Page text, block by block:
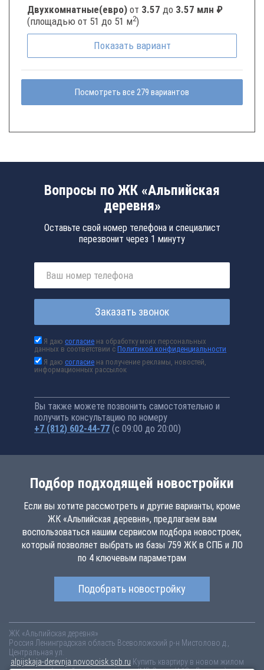
Двухкомнатные(евро) от 3.57 до 3.57 млн ₽
(площадью от 51 до 51 м2)
Показать вариант
Посмотреть все 279 вариантов
Вопросы по ЖК «Альпийская
деревня»
Оставьте свой номер телефона и специалист
перезвонит через 1 минуту
Заказать звонок
Я даюсогласие на обработку моих персональных
данных в соответствии сПолитикой конфиденциальности
Я даюсогласие на получение рекламы, новостей,
информационных рассылок
Вы также можете позвонить самостоятельно и
получить консультацию по номеру
+7 (812) 602-44-77 (с 09:00 до 20:00)
Подбор подходящей новостройки
Если вы хотите рассмотреть и другие варианты, кроме
ЖК «Альпийская деревня», предлагаем вам
воспользоваться нашим сервисом подбора новостроек,
который позволяет выбрать из базы 759 ЖК в СПБ и ЛО
по 4 ключевым параметрам
Подобрать новостройку
ЖК «Альпийская деревня»
Россия Ленинградская область Всеволожский р-н Мистолово д.,
Центральная ул.
alpijskaja-derevnja.novopoisk.spb.ru Купить квартиру в новом жилом